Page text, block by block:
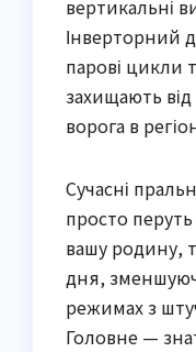
вертикальні
Інверторний
парові цикли
захищають
ворога в
Сучасні
просто
вашу родину,
дня,
режимах з
Головне —